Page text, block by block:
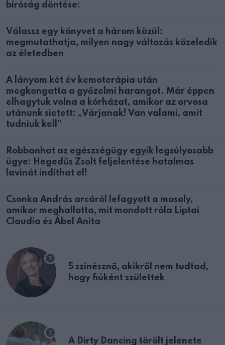
bíróság döntése:
Válassz egy könyvet a három közül:
megmutathatja, milyen nagy változás közeledik
az életedben
A lányom két év kemoterápia után
megkongatta a győzelmi harangot. Már éppen
elhagytuk volna a kórházat, amikor az orvosa
utánunk sietett: „Várjanak! Van valami, amit
tudniuk kell”
Robbanhat az egészségügy egyik legsúlyosabb
ügye: Hegedűs Zsolt feljelentése hatalmas
lavinát indíthat el!
Csonka András arcáról lefagyott a mosoly,
amikor meghallotta, mit mondott róla Liptai
Claudia és Ábel Anita
5 színésznő, akikről nem tudtad,
hogy fiúként születtek
A Dirty Dancing törölt jelenete